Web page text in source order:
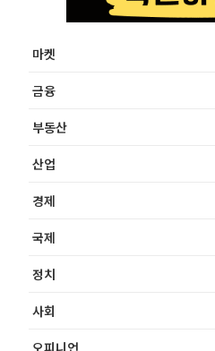
마켓
금융
부동산
산업
경제
국제
정치
사회
오피니언